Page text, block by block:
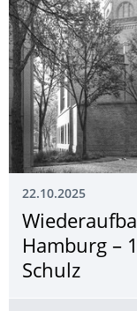
22.10.2025
Hamburg –
Schulz